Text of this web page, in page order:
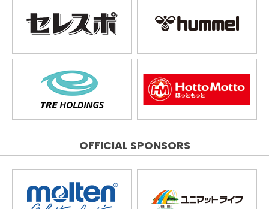
OFFICIAL SPONSORS